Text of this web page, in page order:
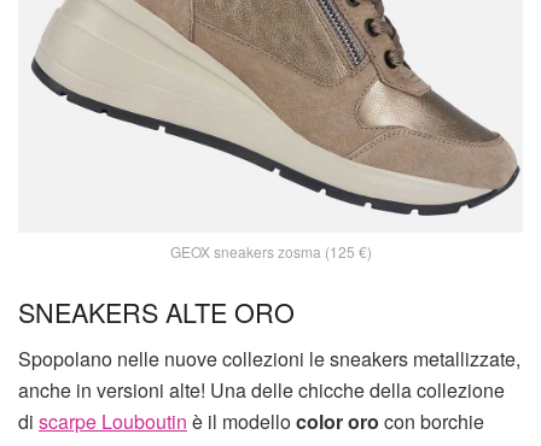
GEOX sneakers zosma (125 €)
SNEAKERS ALTE ORO
Spopolano nelle nuove collezioni le sneakers metallizzate,
anche in versioni alte! Una delle chicche della collezione
di scarpe Louboutin è il modellocolor oro con borchie